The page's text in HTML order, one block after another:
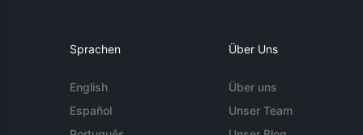
Sprachen
English
Español
Über Uns
Über uns
Unser Team